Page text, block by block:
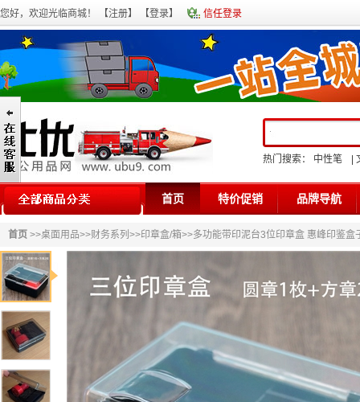
您好，欢迎光临商城！ 【注册】 【登录】 信任登录
热门搜索： 中性笔
首页 特价促销 品牌导航
首页 >>桌面用品>>财务系列 >>印章盒/箱>>多功能带印泥台3位印章盒 惠峰印鉴盒